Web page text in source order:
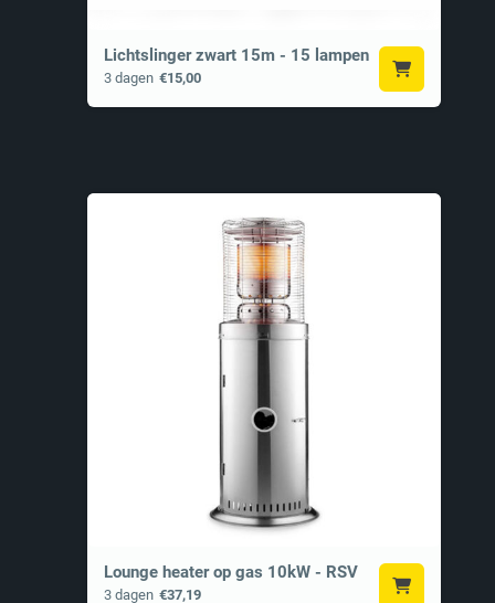
Lichtslinger zwart 15m - 15 lampen
3 dagen €15,00
Lounge heater op gas 10kW - RSV
3 dagen €37,19